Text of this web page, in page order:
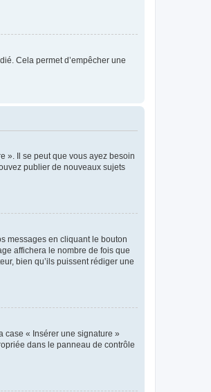
Cela permet d’empêcher une
». Il se peut que vous ayez besoin
publier de nouveaux sujets
messages en cliquant le bouton
affichera le nombre de fois que
bien qu’ils puissent rédiger une
case « Insérer une signature »
dans le panneau de contrôle